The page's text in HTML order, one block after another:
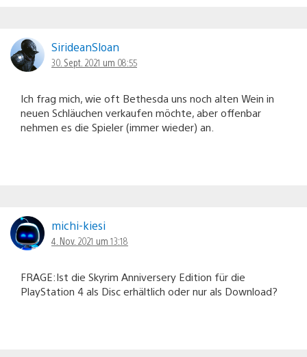
SirideanSloan
30. Sept. 2021 um 08:55
Ich frag mich, wie oft Bethesda uns noch alten Wein in
neuen Schläuchen verkaufen möchte, aber offenbar
nehmen es die Spieler (immer wieder) an.
michi-kiesi
4. Nov. 2021 um 13:18
FRAGE:Ist die Skyrim Anniversery Edition für die
PlayStation 4 als Disc erhältlich oder nur als Download?